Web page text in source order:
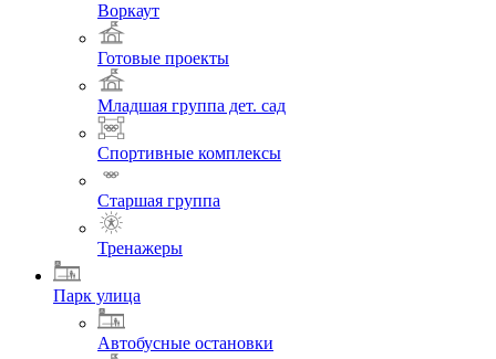
Воркаут
Готовые проекты
Младшая группа дет. сад
Спортивные комплексы
Старшая группа
Тренажеры
Парк улица
Автобусные остановки